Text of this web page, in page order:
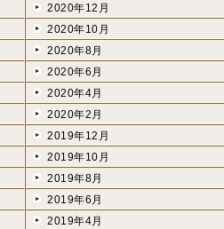
2020年12月
2020年10月
2020年8月
2020年6月
2020年4月
2020年2月
2019年12月
2019年10月
2019年8月
2019年6月
2019年4月